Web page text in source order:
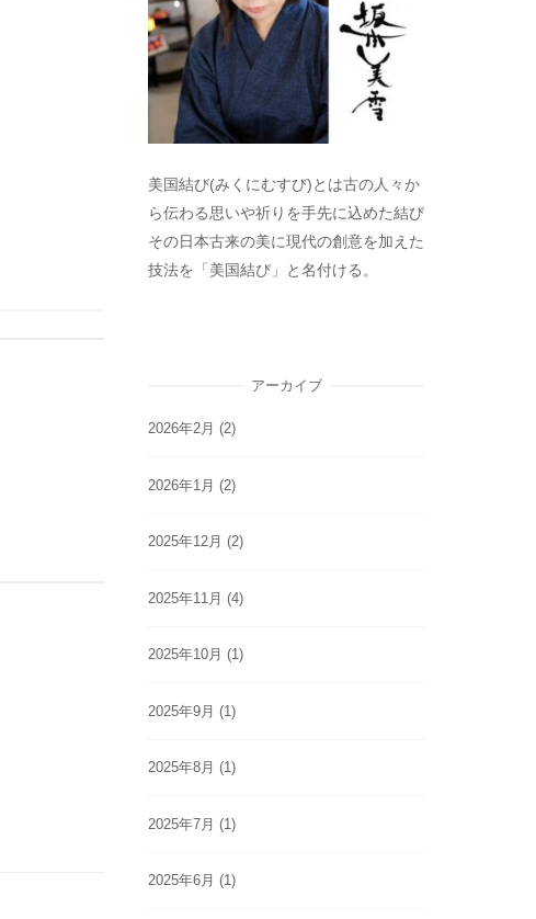
美国結び(みくにむすび)とは古の人々か
ら伝わる思いや祈りを手先に込めた結び
その日本古来の美に現代の創意を加えた
技法を「美国結び」と名付ける。
アーカイブ
2026年2月 (2)
2026年1月 (2)
2025年12月 (2)
2025年11月 (4)
2025年10月 (1)
2025年9月 (1)
2025年8月 (1)
2025年7月 (1)
2025年6月 (1)